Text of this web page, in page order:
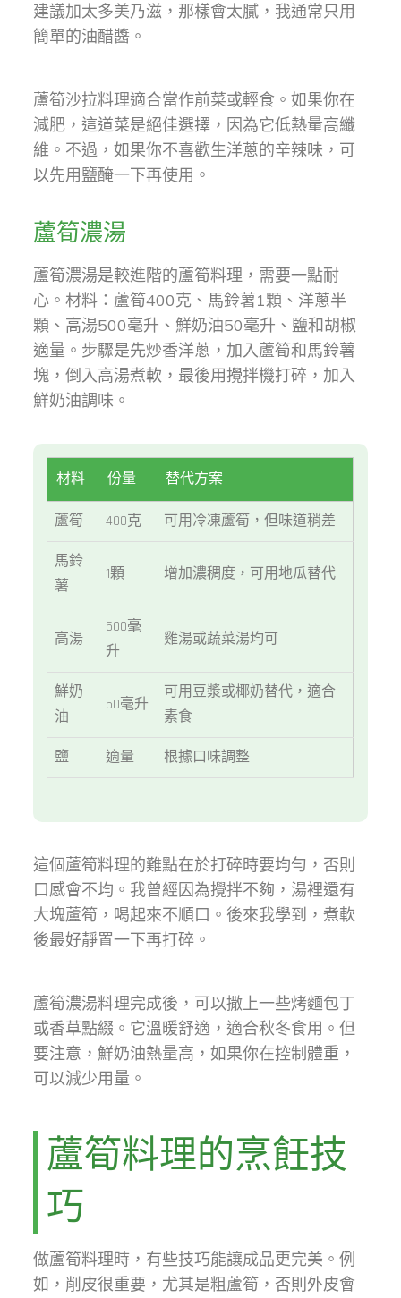
建議加太多美乃滋，那樣會太膩，我通常只用
簡單的油醋醬。
蘆筍沙拉料理適合當作前菜或輕食。如果你在
減肥，這道菜是絕佳選擇，因為它低熱量高纖
維。不過，如果你不喜歡生洋蔥的辛辣味，可
以先用鹽醃一下再使用。
蘆筍濃湯
蘆筍濃湯是較進階的蘆筍料理，需要一點耐
心。材料：蘆筍400克、馬鈴薯1顆、洋蔥半
顆、高湯500毫升、鮮奶油50毫升、鹽和胡椒
適量。步驟是先炒香洋蔥，加入蘆筍和馬鈴薯
塊，倒入高湯煮軟，最後用攪拌機打碎，加入
鮮奶油調味。
材料 份量 替代方案
蘆筍 400克 可用冷凍蘆筍，但味道稍差
馬鈴
薯
1顆 增加濃稠度，可用地瓜替代
高湯
500毫
升
雞湯或蔬菜湯均可
鮮奶
油
50毫升
可用豆漿或椰奶替代，適合
素食
鹽 適量 根據口味調整
這個蘆筍料理的難點在於打碎時要均勻，否則
口感會不均。我曾經因為攪拌不夠，湯裡還有
大塊蘆筍，喝起來不順口。後來我學到，煮軟
後最好靜置一下再打碎。
蘆筍濃湯料理完成後，可以撒上一些烤麵包丁
或香草點綴。它溫暖舒適，適合秋冬食用。但
要注意，鮮奶油熱量高，如果你在控制體重，
可以減少用量。
蘆筍料理的烹飪技
巧
做蘆筍料理時，有些技巧能讓成品更完美。例
如，削皮很重要，尤其是粗蘆筍，否則外皮會